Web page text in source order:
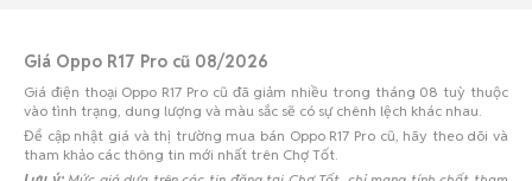
Giá Oppo R17 Pro cũ 08/2026
Giá điện thoại Oppo R17 Pro cũ đã giảm nhiều trong tháng 08 tuỳ thuộc
vào tình trạng, dung lượng và màu sắc sẽ có sự chênh lệch khác nhau.
Để cập nhật giá và thị trường mua bán Oppo R17 Pro cũ, hãy theo dõi và
tham khảo các thông tin mới nhất trên Chợ Tốt.